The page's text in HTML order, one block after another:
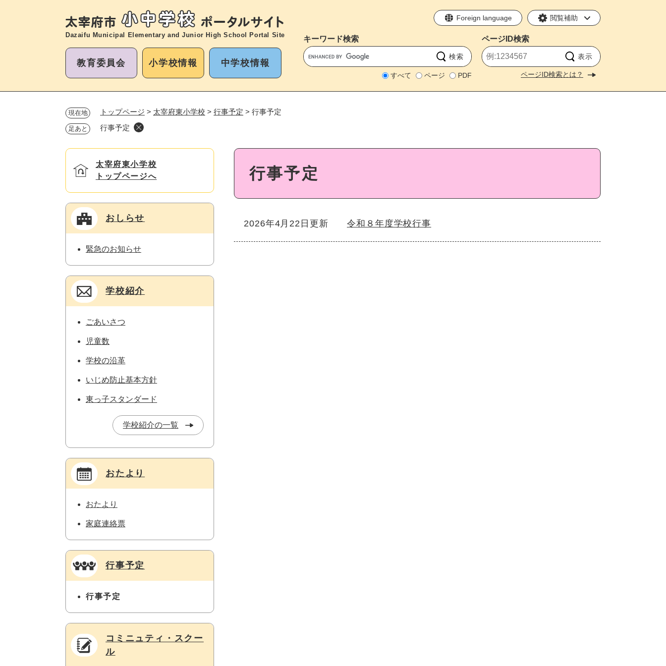
Dazaifu Municipal Elementary andJunior High School Portal Site
教育委員会 小学校情報 中学校情報
Foreign language 閲覧補助
キーワード検索
すべて ページ PDF
ページID検索
ページID検索とは？
現在地 トップページ > 太宰府東小学校 > 行事予定 > 行事予定
足あと 行事予定
本
行事予定
2026年4月22日更新 令和８年度学校行事
太宰府東小学校
トップページへ
おしらせ
緊急のお知らせ
学校紹介
ごあいさつ
児童数
学校の沿革
いじめ防止基本方針
東っ子スタンダード
学校紹介の一覧
おたより
おたより
家庭連絡票
行事予定
行事予定
コミニュティ・スクー
ル